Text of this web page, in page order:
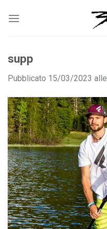
supp
Pubblicato 15/03/2023 alle